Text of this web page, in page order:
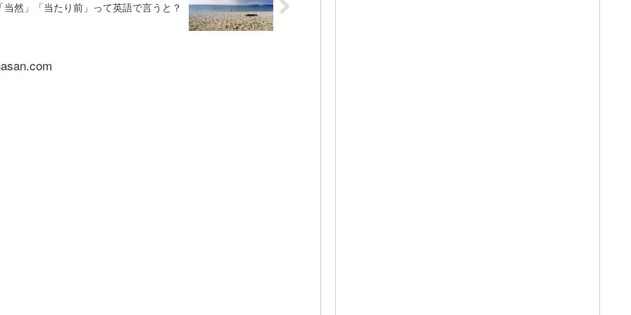
当然」「当たり前」って英語で言うと？